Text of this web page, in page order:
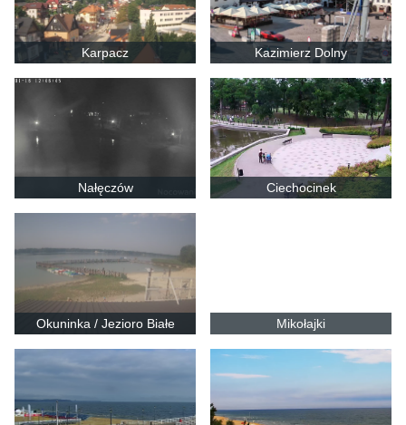
Karpacz Kazimierz Dolny
Nałęczów Ciechocinek
Okuninka / Jezioro Białe Mikołajki